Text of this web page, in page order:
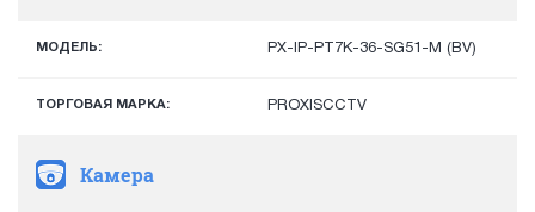
МОДЕЛЬ: PX-IP-PT7K-36-SG51-M (BV)
ТОРГОВАЯ МАРКА: PROXISCCTV
Камера